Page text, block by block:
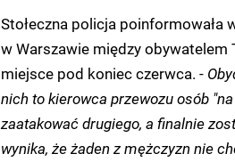
Stołeczna policja poinformowała
w Warszawie między obywatelem
miejsce pod koniec czerwca. -
nich to kierowca przewozu osób
zaatakować drugiego, a finalnie
wynika, że żaden z mężczyzn nie